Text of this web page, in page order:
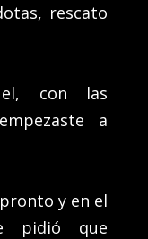
rescato
con las
a
y en el
pidió que